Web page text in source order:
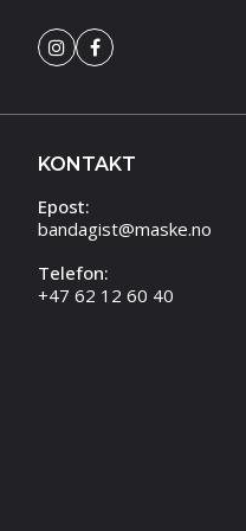
KONTAKT
Epost:
bandagist@maske.no
Telefon:
+47 62 12 60 40